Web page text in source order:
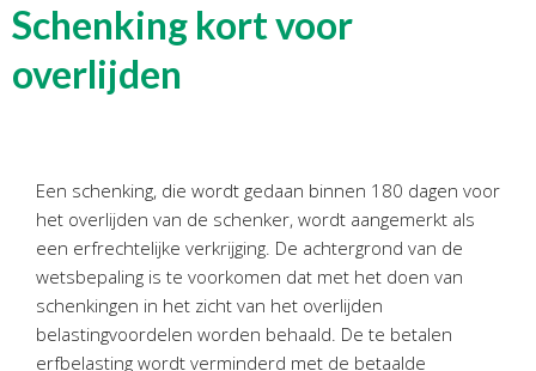
Onzediensten
Tijdelijk financieel personeel
Personeel & Organisatie
Bedrijfseconomisch advies
Belastingadvies Purmerend
Online boekhouden
Schenking kort voor
overlijden
Een schenking, die wordt gedaan binnen 180 dagen voor
het overlijden van de schenker, wordt aangemerkt als
een erfrechtelijke verkrijging. De achtergrond van de
wetsbepaling is te voorkomen dat met het doen van
schenkingen in het zicht van het overlijden
belastingvoordelen worden behaald. De te betalen
erfbelasting wordt verminderd met de betaalde